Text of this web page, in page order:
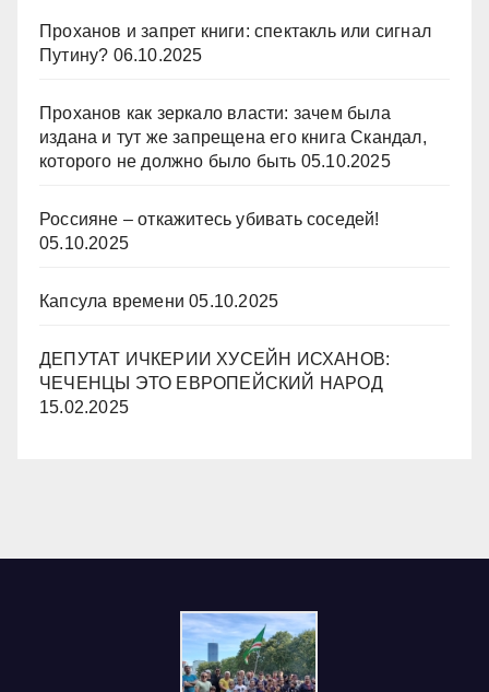
Проханов и запрет книги: спектакль или сигнал
Путину? 06.10.2025
Проханов как зеркало власти: зачем была
издана и тут же запрещена его книга Скандал,
которого не должно было быть 05.10.2025
Россияне – откажитесь убивать соседей!
05.10.2025
Капсула времени 05.10.2025
ДЕПУТАТ ИЧКЕРИИ ХУСЕЙН ИСХАНОВ:
ЧЕЧЕНЦЫ ЭТО ЕВРОПЕЙСКИЙ НАРОД
15.02.2025